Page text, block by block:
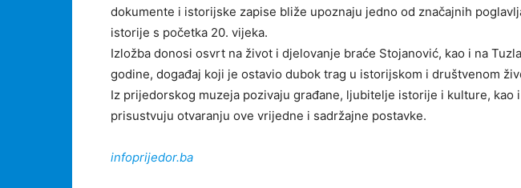
dokumente i istorijske zapise bliže upoznaju jedno od značajnih
istorije s početka 20. vijeka.
Izložba donosi osvrt na život i djelovanje braće Stojanović, kao i na
godine, događaj koji je ostavio dubok trag u istorijskom i društvenom
Iz prijedorskog muzeja pozivaju građane, ljubitelje istorije i kulture, kao
prisustvuju otvaranju ove vrijedne i sadržajne postavke.
infoprijedor.ba